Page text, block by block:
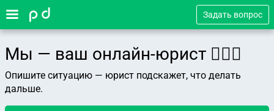
Задать вопрос
Мы — ваш онлайн-юрист 👨🏻‍⚖️
Опишите ситуацию — юрист подскажет, что делать
дальше.